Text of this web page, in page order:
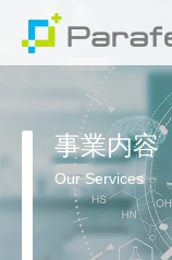
事業内容
Our Services